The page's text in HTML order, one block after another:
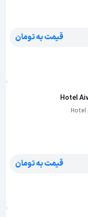
قیمت به تومان
Hotel
Hotel
قیمت به تومان